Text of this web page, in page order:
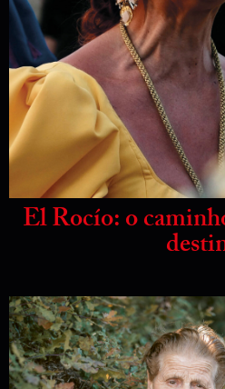
El Rocío: o